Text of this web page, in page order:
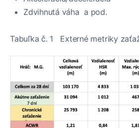
Zdvihnutá váha a pod.
Tabuľka č. 1 Externé metriky